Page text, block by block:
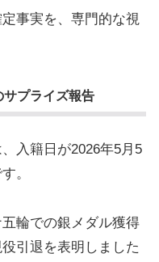
事実を、専門的な視
プライズ報告
入籍日が2026年5月5
。
輪での銀メダル獲得
引退を表明しました